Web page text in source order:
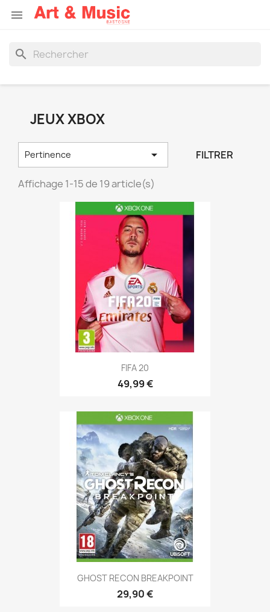

search
JEUX XBOX
Pertinence  FILTRER
Affichage 1-15 de 19 article(s)
FIFA 20
49,99 €
GHOST RECON BREAKPOINT
29,90 €